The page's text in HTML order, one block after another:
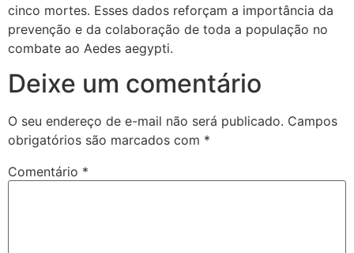
cinco mortes. Esses dados reforçam a importância da
prevenção e da colaboração de toda a população no
combate ao Aedes aegypti.
Deixe um comentário
O seu endereço de e-mail não será publicado. Campos
obrigatórios são marcados com *
Comentário *